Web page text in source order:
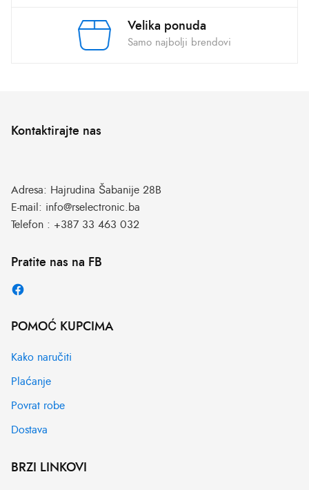
Velika ponuda
Samo najbolji brendovi
Kontaktirajte nas
Adresa: Hajrudina Šabanije 28B
E-mail: info@rselectronic.ba
Telefon : +387 33 463 032
Pratite nas na FB
POMOĆ KUPCIMA
Kako naručiti
Plaćanje
Povrat robe
Dostava
BRZI LINKOVI